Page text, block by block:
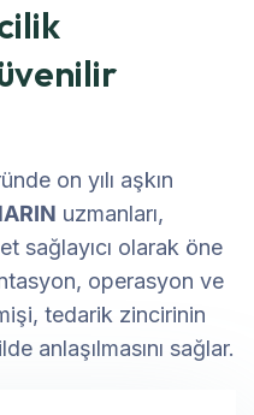
on yılı aşkın
uzmanları,
sağlayıcı olarak öne
operasyon ve
tedarik zincirinin
anlaşılmasını sağlar.